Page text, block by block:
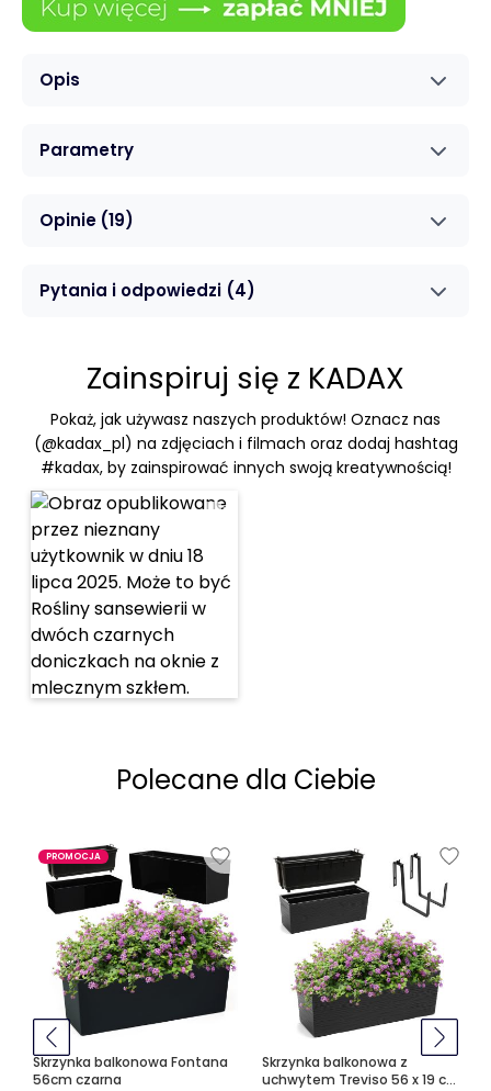
Opis
Parametry
Opinie (19)
Pytania i odpowiedzi (4)
Zainspiruj się z KADAX
Pokaż, jak używasz naszych produktów! Oznacz nas
(@kadax_pl) na zdjęciach i filmach oraz dodaj hashtag
#kadax, by zainspirować innych swoją kreatywnością!
Polecane dla Ciebie
PROMOCJA
Skrzynka balkonowa Fontana
56cm czarna
Skrzynka balkonowa z
uchwytem Treviso 56 x 19 cm,